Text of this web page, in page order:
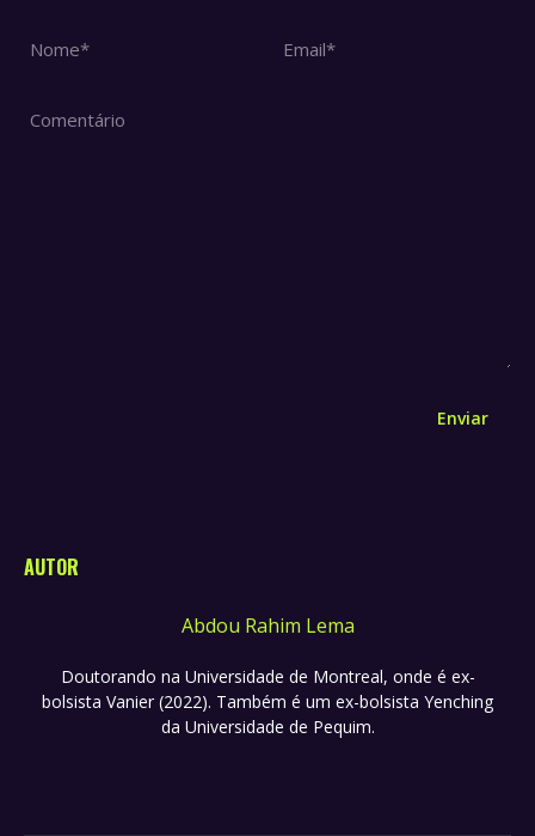
Comentário
Nome * Email *
Enviar
AUTOR
Abdou Rahim Lema
Doutorando na Universidade de Montreal, onde é ex-
bolsista Vanier (2022). Também é um ex-bolsista Yenching
da Universidade de Pequim.